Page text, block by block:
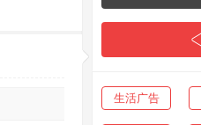
生活广告